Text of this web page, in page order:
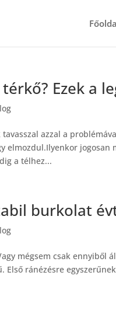
Ezek a
azzal a
elmozdul.Ilyenkor jogosan
a télhez...
burkolat
mégsem csak ennyiből
Első ránézésre